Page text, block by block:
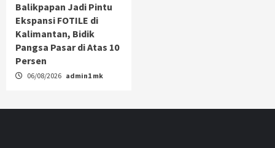
Balikpapan Jadi Pintu
Ekspansi FOTILE di
Kalimantan, Bidik
Pangsa Pasar di Atas 10
Persen
06/08/2026 admin1 mk